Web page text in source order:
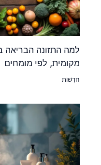
למה התזונה הבריאה
מקומית, לפי מומחים
חֲדָשׁוֹת